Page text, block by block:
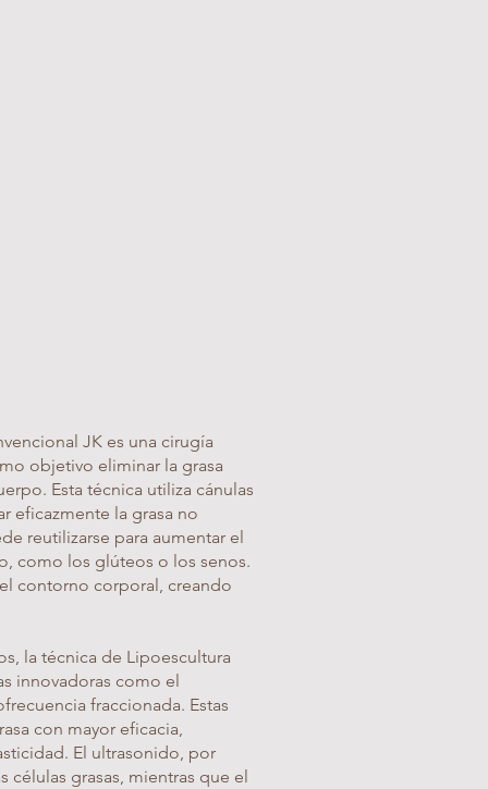
JK es una cirugía
objetivo eliminar la grasa
Esta técnica utiliza cánulas
eficazmente la grasa no
reutilizarse para aumentar el
como los glúteos o los senos.
contorno corporal, creando
la técnica de Lipoescultura
innovadoras como el
fraccionada. Estas
con mayor eficacia,
El ultrasonido, por
células grasas, mientras que el